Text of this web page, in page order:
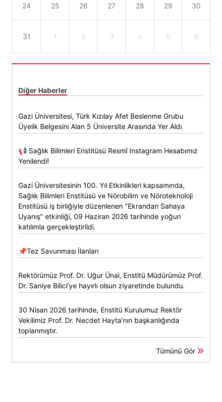
24 25 26 27 28 29 30
31 1 2 3 4 5 6
Diğer Haberler
Gazi Üniversitesi, Türk Kızılay Afet Beslenme Grubu
Üyelik Belgesini Alan 5 Üniversite Arasında Yer Aldı
📢 Sağlık Bilimleri Enstitüsü Resmî Instagram Hesabımız
Yenilendi!
Gazi Üniversitesinin 100. Yıl Etkinlikleri kapsamında,
Sağlık Bilimleri Enstitüsü ve Nörobilim ve Nöroteknoloji
Enstitüsü iş birliğiyle düzenlenen "Ekrandan Sahaya
Uyanış" etkinliği, 09 Haziran 2026 tarihinde yoğun
katılımla gerçekleştirildi.
📌Tez Savunması İlanları
Rektörümüz Prof. Dr. Uğur Ünal, Enstitü Müdürümüz Prof.
Dr. Saniye Bilici’ye hayırlı olsun ziyaretinde bulundu.
30 Nisan 2026 tarihinde, Enstitü Kurulumuz Rektör
Vekilimiz Prof. Dr. Necdet Hayta’nın başkanlığında
toplanmıştır.
Tümünü Gör